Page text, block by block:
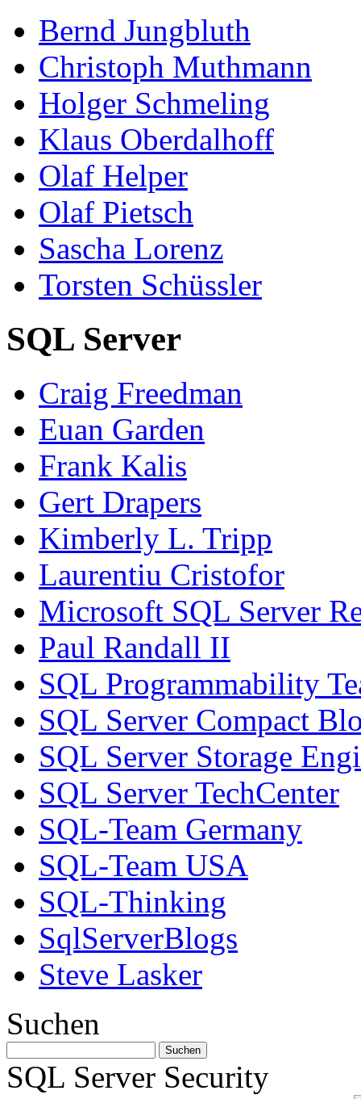
Bernd Jungbluth
Christoph Muthmann
Holger Schmeling
Klaus Oberdalhoff
Olaf Helper
Olaf Pietsch
Sascha Lorenz
Torsten Schüssler
SQL Server
Craig Freedman
Euan Garden
Frank Kalis
Gert Drapers
Kimberly L. Tripp
Laurentiu Cristofor
Microsoft SQL Server
Paul Randall II
SQL Programmability
SQL Server Compact
SQL Server Storage
SQL Server TechCenter
SQL-Team Germany
SQL-Team USA
SQL-Thinking
SqlServerBlogs
Steve Lasker
Suchen
SQL Server Security